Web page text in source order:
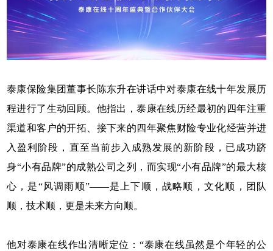
泰康保险集团董事长陈东升在讲话中对泰康在线十年发展历
程进行了生动回顾。他指出，泰康在线历经最初的四年注重
渠道和客户的开拓、接下来的四年聚焦财险专业化经营并进
入盈利阶段，直至当前步入成熟发展的新阶段，已成功跻
身“小有品牌”的成熟公司之列，而实现“小有品牌”的最大核
心，是“风调雨顺”——是上下顺，战略顺，文化顺，团队
顺，技术顺，更是未来方向顺。
他对泰康在线作出清晰定位：“泰康在线虽然是个年轻的公